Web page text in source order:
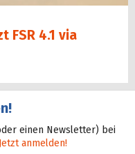
FSR 4.1 via
einen Newsletter) bei
Jetzt anmelden!